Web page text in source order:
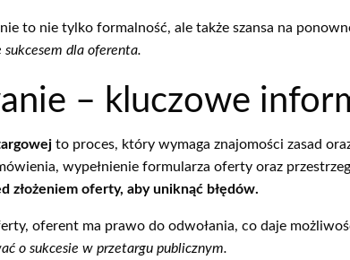
to nie tylko formalność, ale także szansa na
sukcesem dla oferenta.
– kluczowe
to proces, który wymaga znajomości zasad
wypełnienie formularza oferty oraz
złożeniem oferty, aby uniknąć błędów.
oferent ma prawo do odwołania, co daje
o sukcesie w przetargu publicznym.